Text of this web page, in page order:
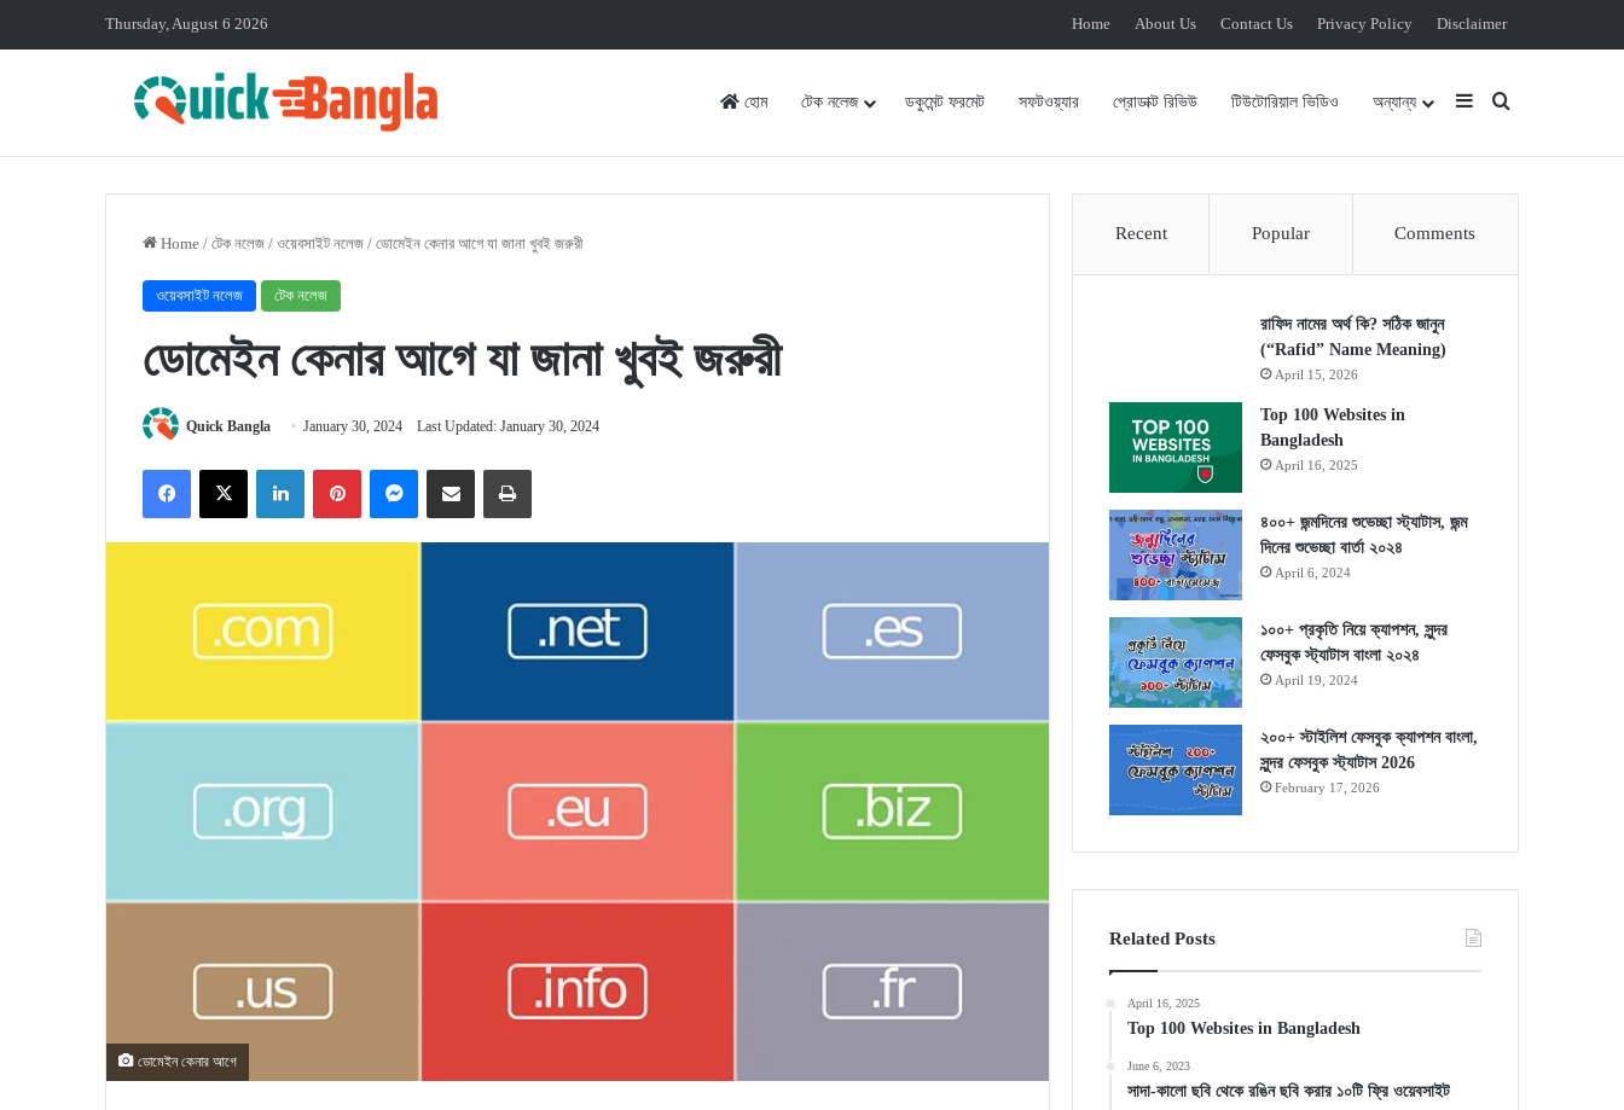
Thursday, August 6 2026 Home About Us Contact Us Privacy Policy Disclaimer
হোম টেক নলেজ ডকুমেন্ট ফরমেট সফটওয়্যার প্রোডাক্ট রিভিউ টিউটোরিয়াল ভিডিও অন্যান্য Sidebar
Home / টেক নলেজ / ওয়েবসাইট নলেজ / ডোমেইন কেনার আগে যা জানা খুবই জরুরী
ওয়েবসাইট নলেজ টেক নলেজ
ডোমেইন কেনার আগে যা জানা খুবই জরুরী
Quick Bangla January 30, 2024 Last Updated: January 30, 2024
FacebookX LinkedInPinterestMessengerShare via Email Print
ডোমেইন কেনার আগে
Recent Popular Comments
রাফিদ নামের অর্থ কি? সঠিক জানুন
(“Rafid” Name Meaning)
April 15, 2026
Top 100 Websites in
Bangladesh
April 16, 2025
৪০০+ জন্মদিনের শুভেচ্ছা স্ট্যাটাস, জন্ম
দিনের শুভেচ্ছা বার্তা ২০২৪
April 6, 2024
১০০+ প্রকৃতি নিয়ে ক্যাপশন, সুন্দর
ফেসবুক স্ট্যাটাস বাংলা ২০২৪
April 19, 2024
২০০+ স্টাইলিশ ফেসবুক ক্যাপশন বাংলা,
সুন্দর ফেসবুক স্ট্যাটাস 2026
February 17, 2026
Related Posts
April 16, 2025
Top 100 Websites in Bangladesh
June 6, 2023
সাদা-কালো ছবি থেকে রঙিন ছবি করার ১০টি ফ্রি ওয়েবসাইট